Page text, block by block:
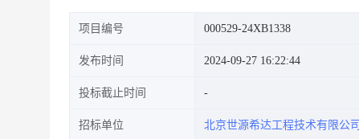
项目编号 000529-24XB1338
发布时间 2024-09-27 16:22:44
投标截止时间
招标单位 北京世源希达工程技术有限公司